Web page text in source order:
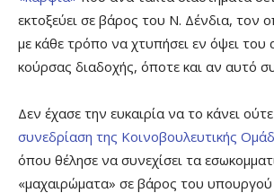
εκτοξεύει σε βάρος του Ν. Δένδια, τον
με κάθε τρόπο να χτυπήσει εν όψει του
κούρσας διαδοχής, όποτε και αν αυτό
Δεν έχασε την ευκαιρία να το κάνει
συνεδρίαση της Κοινοβουλευτικής
όπου θέλησε να συνεχίσει τα
«μαχαιρώματα» σε βάρος του